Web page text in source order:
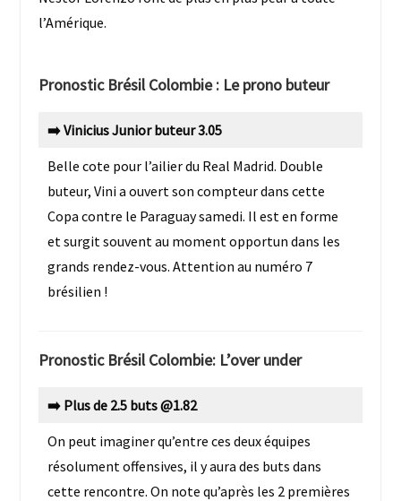
l’Amérique.
Pronostic Brésil Colombie : Le prono buteur
➡️ Vinicius Junior buteur 3.05
Belle cote pour l’ailier du Real Madrid. Double
buteur, Vini a ouvert son compteur dans cette
Copa contre le Paraguay samedi. Il est en forme
et surgit souvent au moment opportun dans les
grands rendez-vous. Attention au numéro 7
brésilien !
Pronostic Brésil Colombie: L’over under
➡️ Plus de 2.5 buts @1.82
On peut imaginer qu’entre ces deux équipes
résolument offensives, il y aura des buts dans
cette rencontre. On note qu’après les 2 premières